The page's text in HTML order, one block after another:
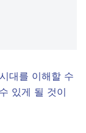
대를 이해할 수
있게 될 것이